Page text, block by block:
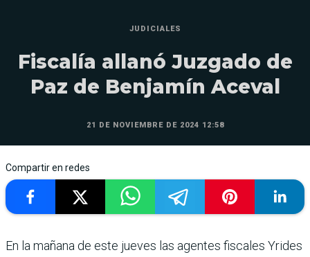
JUDICIALES
Fiscalía allanó Juzgado de
Paz de Benjamín Aceval
21 DE NOVIEMBRE DE 2024 12:58
Compartir en redes
En la mañana de este jueves las agentes fiscales Yrides